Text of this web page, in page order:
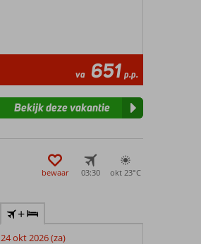
va 651 p.p.
Bekijk deze vakantie
bewaar 03:30 okt 23°C
+
24 okt 2026 (za)